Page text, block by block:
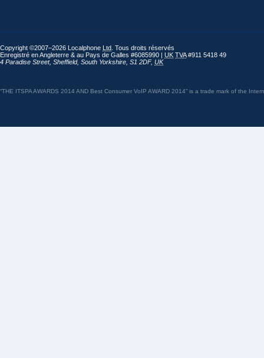
Copyright ©2007–2026 Localphone Ltd . Tous droits réservés
Enregistré en Angleterre & au Pays de Galles #6085990 | UK TVA#911 5418 49
4 Paradise Street, Sheffield, South Yorkshire S1 2DF, UK
“THE ITSPA AWARDS 2014 AND Best Consumer VoIP AWARD 2014” is a trade mark of the